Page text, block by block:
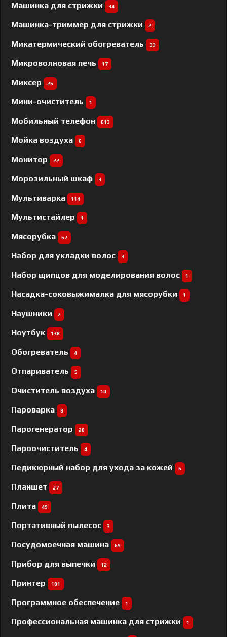
Машинка для стрижки 34
Машинка-триммер для стрижки 2
Микатермический обогреватель 33
Микроволновая печь 17
Миксер 26
Мини-очиститель 1
Мобильный телефон 613
Мойка воздуха 6
Монитор 22
Морозильный шкаф 3
Мультиварка 114
Мультистайлер 1
Мясорубка 67
Набор для укладки волос 3
Набор щипцов для моделирования волос 1
Насадка-соковыжималка для мясорубки 1
Наушники 2
Ноутбук 138
Обогреватель 4
Отпариватель 5
Очиститель воздуха 10
Пароварка 8
Парогенератор 28
Пароочиститель 4
Педикюрный набор для ухода за кожей 6
Планшет 27
Плита 49
Портативный пылесос 3
Посудомоечная машина 69
Прибор для выпечки 12
Принтер 181
Программное обеспечение 1
Профессиональная машинка для стрижки 1